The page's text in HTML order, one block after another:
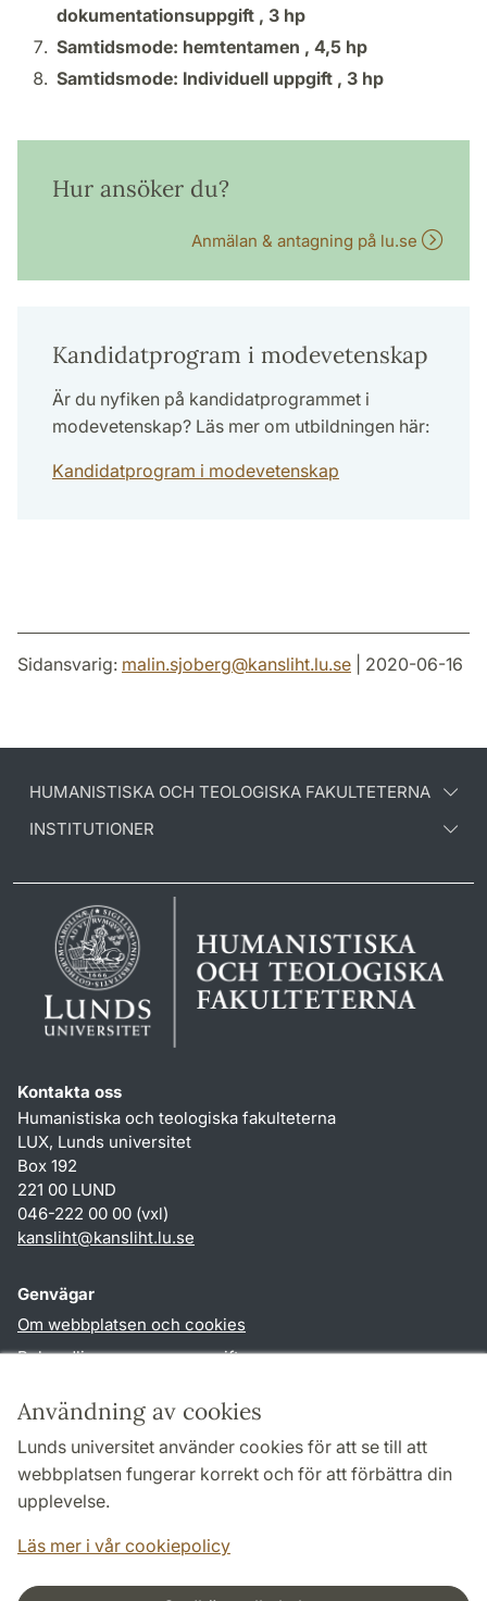
Användning av cookies
Lunds universitet använder cookies för att se till att
webbplatsen fungerar korrekt och för att förbättra din
upplevelse.
Läs mer i vår cookiepolicy
dokumentationsuppgift , 3 hp
Samtidsmode: hemtentamen , 4,5 hp
Samtidsmode: Individuell uppgift , 3 hp
Hur ansöker du?
Anmälan & antagning på lu.se
Kandidatprogram i modevetenskap
Är du nyfiken på kandidatprogrammet i
modevetenskap? Läs mer om utbildningen här:
Kandidatprogram i modevetenskap
Sidansvarig: malin.sjoberg@kansliht.lu.se | 2020-06-16
HUMANISTISKA OCH TEOLOGISKA FAKULTETERNA
INSTITUTIONER
Kontakta oss
Humanistiska och teologiska fakulteterna
LUX, Lunds universitet
Box 192
221 00 LUND
046-222 00 00 (vxl)
kansliht@kansliht.lu.se
Genvägar
Om webbplatsen och cookies
Behandling av personuppgifter
TYPO3-login
Följ oss i sociala medier